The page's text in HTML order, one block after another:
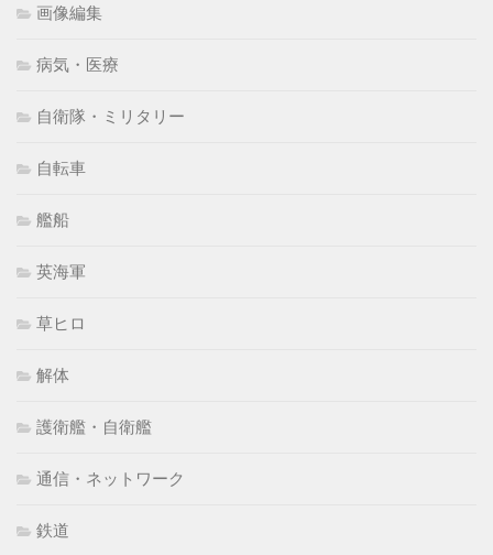
画像編集
病気・医療
自衛隊・ミリタリー
自転車
艦船
英海軍
草ヒロ
解体
護衛艦・自衛艦
通信・ネットワーク
鉄道